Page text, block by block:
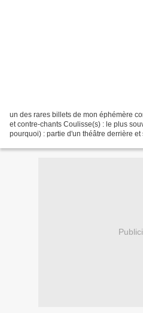
un des rares billets de mon éphémère
et contre-chants Coulisse(s) : le plus
pourquoi) : partie d'un théâtre derrière